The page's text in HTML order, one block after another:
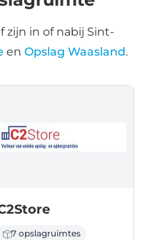
zijn in of nabij Sint-
enOpslag Waasland.
7 opslagruimtes